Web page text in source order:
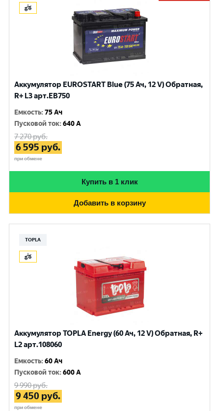
Аккумулятор EUROSTART Blue (75 Ач, 12 V) Обратная,
R+ L3 арт.EB750
Емкость:75 Ач
Пусковой ток:640 A
7 270руб.
6 595 руб.
при обмене
Купить в 1 клик
Добавить в корзину
TOPLA
Аккумулятор TOPLA Energy (60 Ач, 12 V) Обратная, R+
L2 арт.108060
Емкость:60 Ач
Пусковой ток:600 A
9 990руб.
9 450 руб.
при обмене